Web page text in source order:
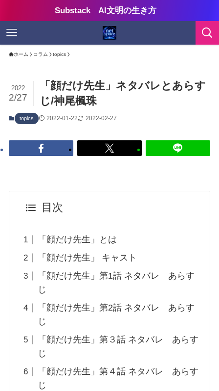
Substack AI文明の生き方
ホーム コラム topics
「顔だけ先生」ネタバレとあらす
じ/神尾楓珠
2022
2/27
topics 2022-01-22 2022-02-27
目次
「顔だけ先生」とは
「顔だけ先生」 キャスト
「顔だけ先生」第1話 ネタバレ あらす
じ
「顔だけ先生」第2話 ネタバレ あらす
じ
「顔だけ先生」第３話 ネタバレ あらす
じ
「顔だけ先生」第４話 ネタバレ あらす
じ